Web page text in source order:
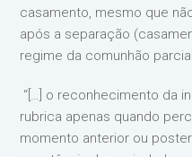
casamento, mesmo que
após a separação
regime da comunhão
“[…] o reconhecimento da
rubrica apenas quando
momento anterior ou